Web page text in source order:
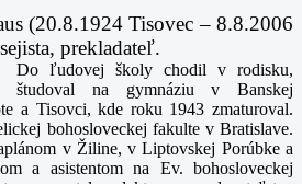
(20.8.1924 Tisovec – 8.8.2006
prekladateľ.
Do ľudovej školy chodil v rodisku,
študoval na gymnáziu v Banskej
a Tisovci, kde roku 1943 zmaturoval.
bohosloveckej fakulte v Bratislave.
v Žiline, v Liptovskej Porúbke a
a asistentom na Ev. bohosloveckej